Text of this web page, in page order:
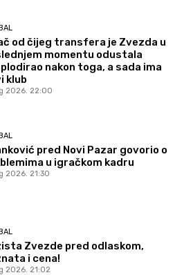
od čijeg transfera je Zvezda u
momentu odustala
nakon toga, a sada ima
klub
2026. 22:00
pred Novi Pazar govorio o
u igračkom kadru
2026. 21:30
Zvezde pred odlaskom,
i cena!
2026. 21:02